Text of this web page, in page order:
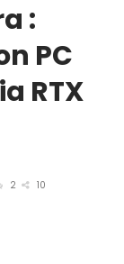
:
PC
RTX
2 10